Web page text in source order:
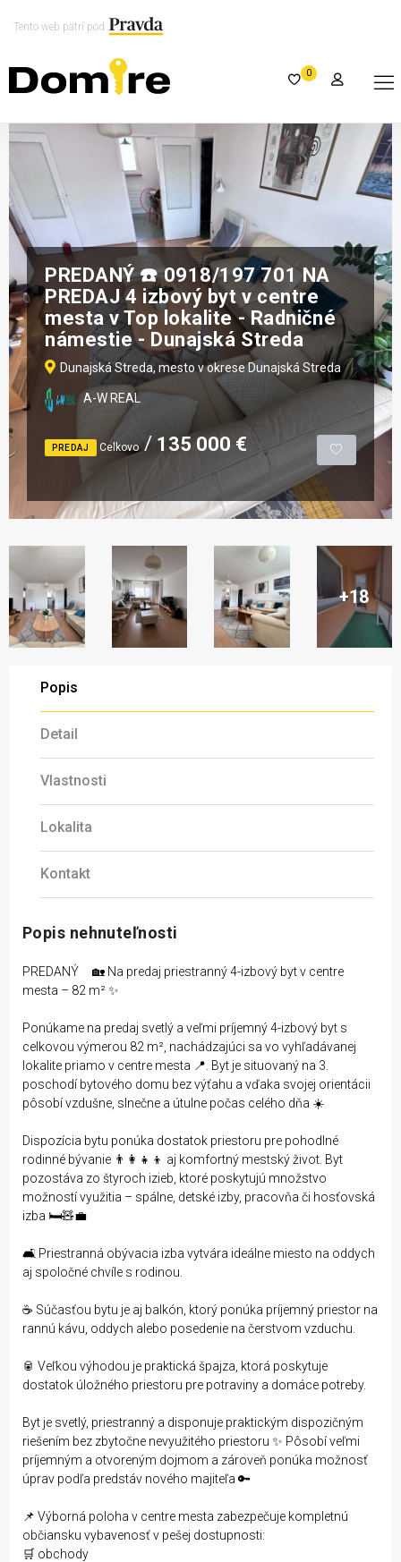
Tento web patrí pod
0
PREDANÝ ☎️ 0918/197 701 NA
PREDAJ 4 izbový byt v centre
mesta v Top lokalite - Radničné
námestie - Dunajská Streda
Dunajská Streda, mesto v okrese Dunajská Streda
A-W REAL
PREDAJ Celkovo 135 000 €
+18
Popis
Detail
Vlastnosti
Lokalita
Kontakt
Popis nehnuteľnosti
PREDANÝ 🏡 Na predaj priestranný 4-izbový byt v centre
mesta – 82 m² ✨
Ponúkame na predaj svetlý a veľmi príjemný 4-izbový byt s
celkovou výmerou 82 m², nachádzajúci sa vo vyhľadávanej
lokalite priamo v centre mesta 📍. Byt je situovaný na 3.
poschodí bytového domu bez výťahu a vďaka svojej orientácii
pôsobí vzdušne, slnečne a útulne počas celého dňa ☀️
Dispozícia bytu ponúka dostatok priestoru pre pohodlné
rodinné bývanie 👨‍👩‍👧‍👦 aj komfortný mestský život. Byt
pozostáva zo štyroch izieb, ktoré poskytujú množstvo
možností využitia – spálne, detské izby, pracovňa či hosťovská
izba 🛏️🧸💼
🛋️ Priestranná obývacia izba vytvára ideálne miesto na oddych
aj spoločné chvíle s rodinou.
☕ Súčasťou bytu je aj balkón, ktorý ponúka príjemný priestor na
rannú kávu, oddych alebo posedenie na čerstvom vzduchu.
🥫 Veľkou výhodou je praktická špajza, ktorá poskytuje
dostatok úložného priestoru pre potraviny a domáce potreby.
Byt je svetlý, priestranný a disponuje praktickým dispozičným
riešením bez zbytočne nevyužitého priestoru ✨ Pôsobí veľmi
príjemným a otvoreným dojmom a zároveň ponúka možnosť
úprav podľa predstáv nového majiteľa 🔑
📌 Výborná poloha v centre mesta zabezpečuje kompletnú
občiansku vybavenosť v pešej dostupnosti:
🛒 obchody